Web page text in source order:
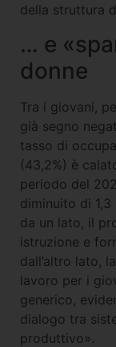
della struttura
… e
donne
Tra i giovani,
già segno
tasso di
(43,2%) è
periodo del
diminuito di
da un lato, il
istruzione e
dall’altro lato,
lavoro per i
generico,
dialogo tra
produttivo».